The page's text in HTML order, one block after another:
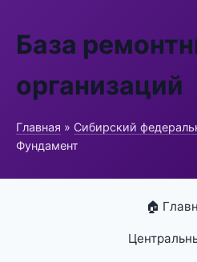
База
организаций
Главная » Сибирский
Фундамент
🏠